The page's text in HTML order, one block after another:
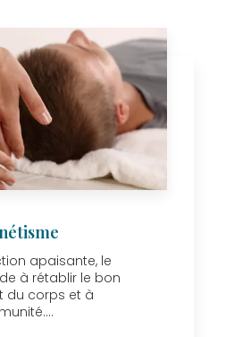
apaisante, le
à rétablir le bon
du corps et à